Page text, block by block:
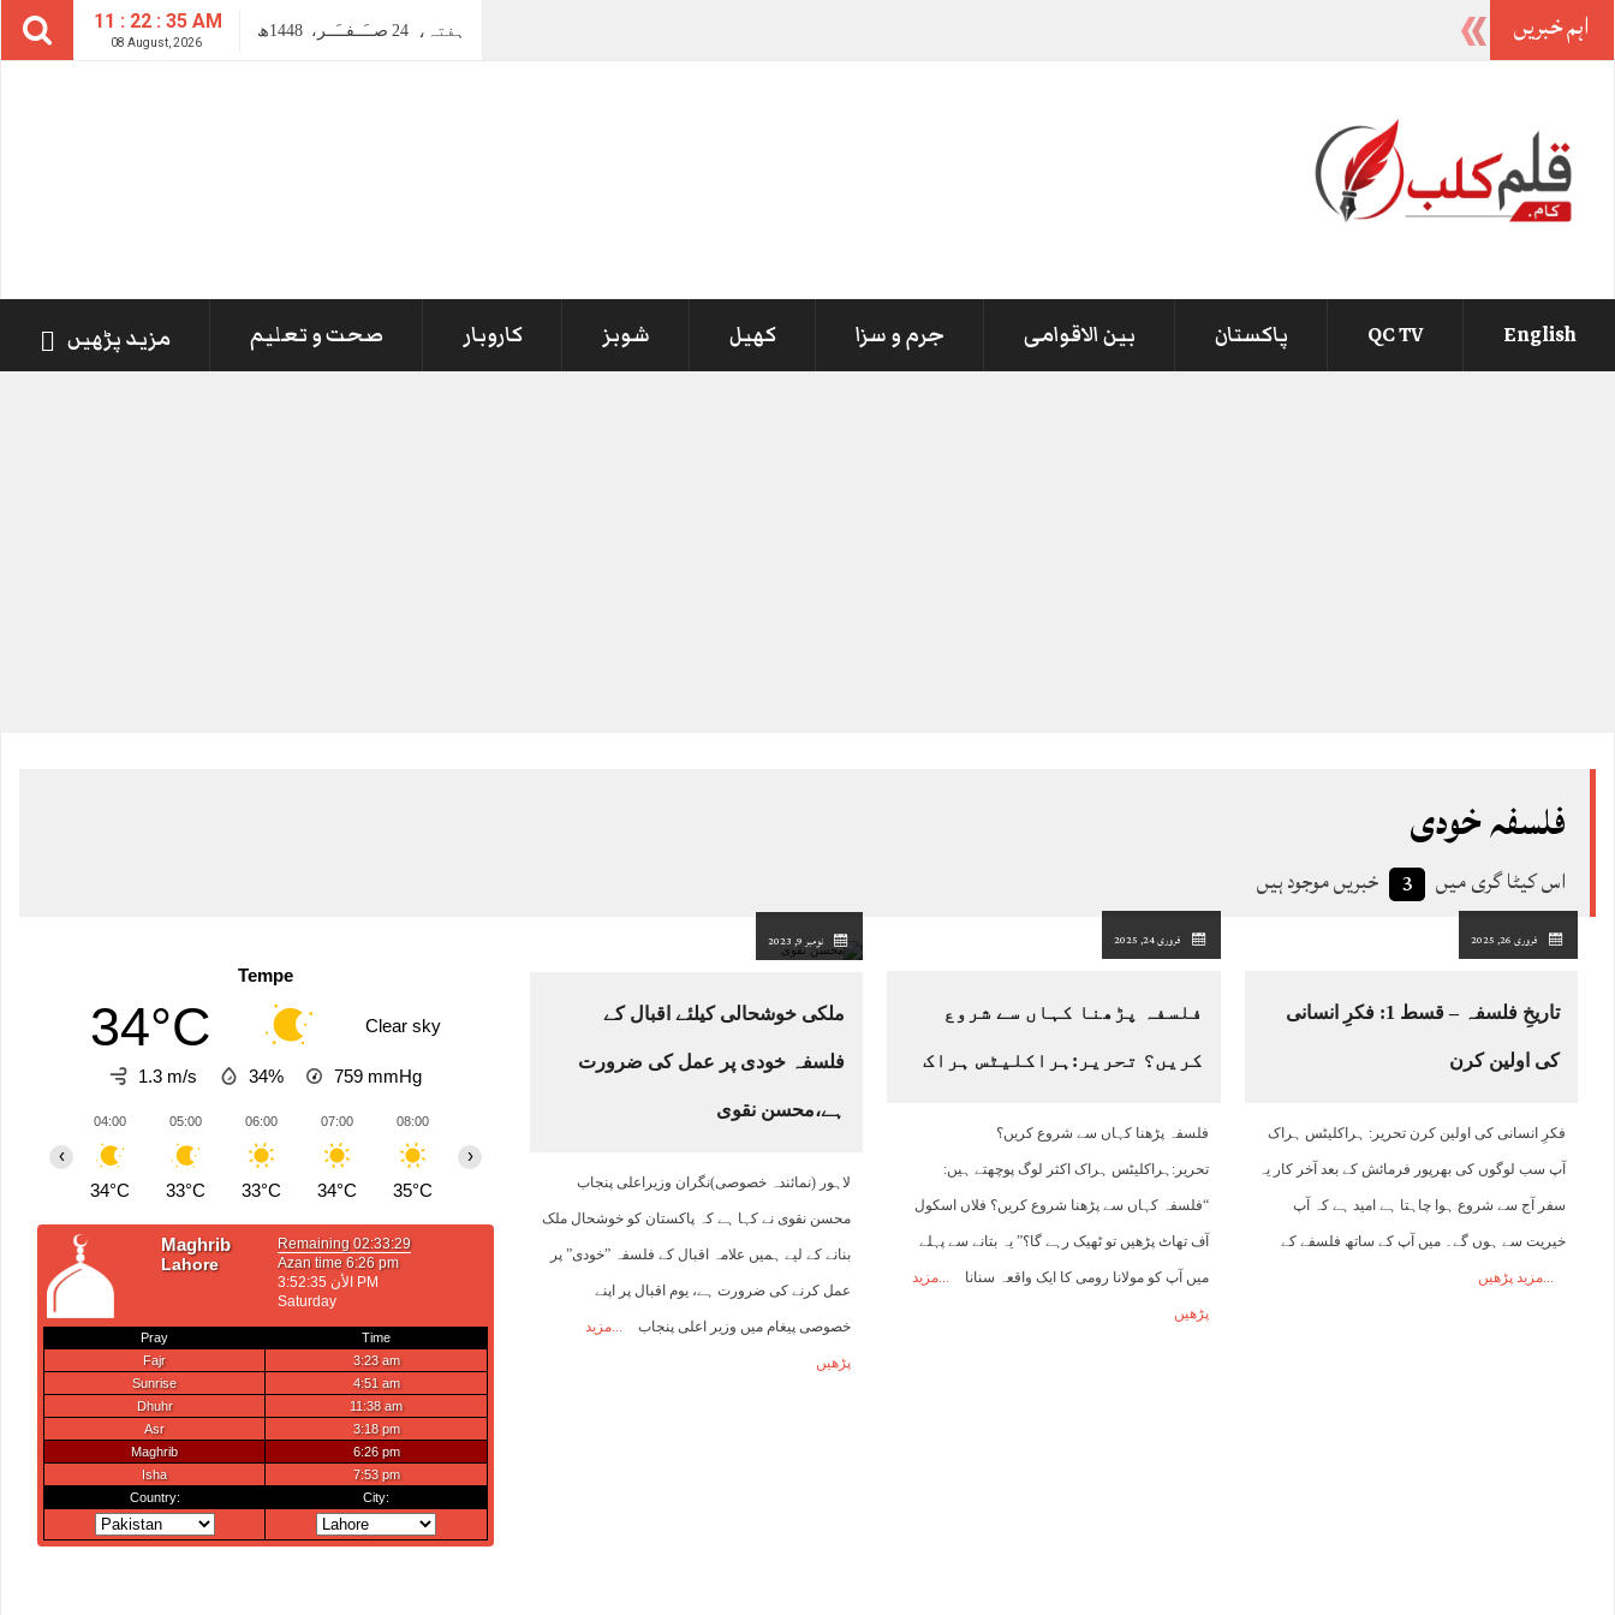
11 : 22 : 35 AM
08 August, 2026
ہفتہ، 24 صــَــفــَــر، 1448ھ اہم خبریں
English
QC TV پاکستان بین الاقوامی جرم و سزا کھیل شوبز کاروبار صحت و تعلیم مزید پڑھیں
فلسفہ خودی
اس کیٹا گری میں 3 خبریں موجود ہیں
Tempe
34°C Clear sky
1.3 m/s 34% 759 mmHg
04:00
34°C
05:00
33°C
06:00
33°C
07:00
34°C
08:00
35°C 39°C 41°C
12:00
42°C
13:00
44°C 44°C
‹ ›
فروری 26, 2025
تاریخِ فلسفہ – قسط 1: فکرِ انسانی
کی اولین کرن
فکرِ انسانی کی اولین کرن تحریر: ہراکلیٹس ہراک
آپ سب لوگوں کی بھرپور فرمائش کے بعد آخر کار یہ
سفر آج سے شروع ہوا چاہتا ہے امید ہے کہ آپ
خیریت سے ہوں گے۔ میں آپ کے ساتھ فلسفے کے
مزید پڑھیں
فروری 24, 2025
فلسفہ پڑھنا کہاں سے شروع
کریں؟ تحریر:ہراکلیٹس ہراک
فلسفہ پڑھنا کہاں سے شروع کریں؟
تحریر:ہراکلیٹس ہراک اکثر لوگ پوچھتے ہیں:
“فلسفہ کہاں سے پڑھنا شروع کریں؟ فلاں اسکول
آف تھاٹ پڑھیں تو ٹھیک رہے گا؟” یہ بتانے سے پہلے
میں آپ کو مولانا رومی کا ایک واقعہ سنانا مزید
پڑھیں
نومبر 9, 2023
ملکی خوشحالی کیلئے اقبال کے
فلسفہ خودی پر عمل کی ضرورت
ہے،محسن نقوی
لاہور (نمائندہ خصوصی)نگران وزیراعلی پنجاب
محسن نقوی نے کہا ہے کہ پاکستان کو خوشحال ملک
بنانے کے لیے ہمیں علامہ اقبال کے فلسفہ ”خودی” پر
عمل کرنے کی ضرورت ہے، یوم اقبال پر اپنے
خصوصی پیغام میں وزیر اعلی پنجاب مزید
پڑھیں